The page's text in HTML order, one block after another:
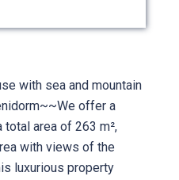
with sea and mountain
offer a
area of ​​263 m²,
with views of the
luxurious property